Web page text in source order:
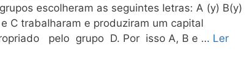
escolheram as seguintes letras: A (y) B(y)
C trabalharam e produziram um capital
pelo grupo D. Por isso A, B e … Ler